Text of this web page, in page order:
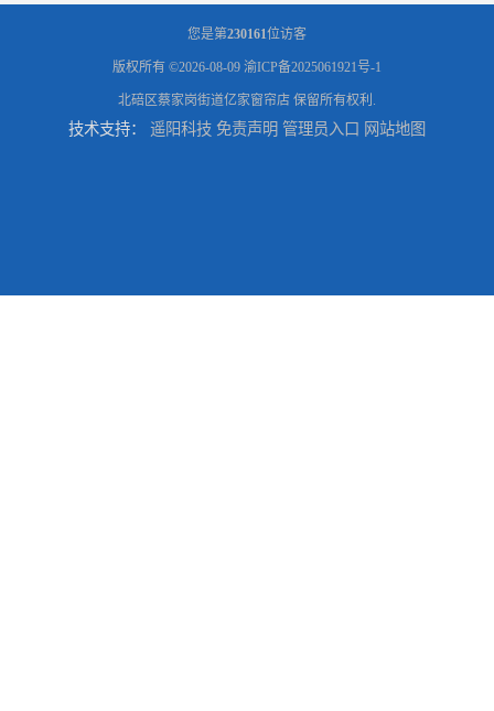
您是第230161位访客
版权所有 ©2026-08-09 渝ICP备2025061921号-1
北碚区蔡家岗街道亿家窗帘店 保留所有权利.
技术支持： 遥阳科技 免责声明 管理员入口 网站地图